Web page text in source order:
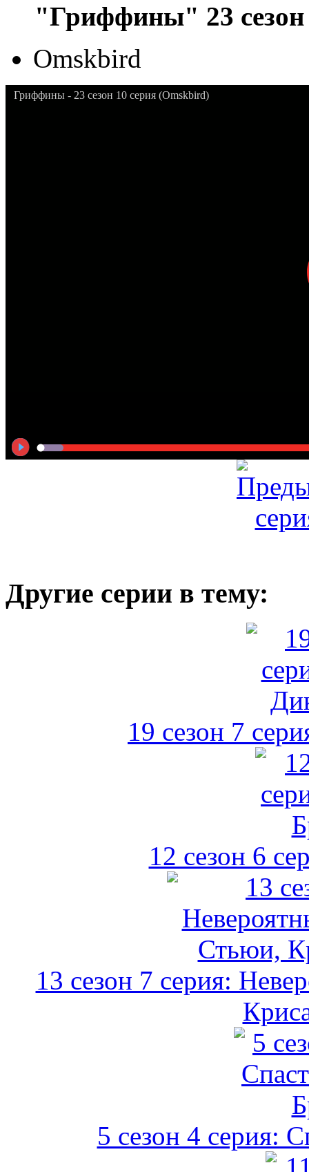
"Гриффины" 23 сезон
Omskbird
Гриффины - 23 сезон 10 серия (Omskbird)
Другие серии в тему:
19 сезон 7
12 сезон 6
13 сезон 7 серия:
5 сезон 4 серия: